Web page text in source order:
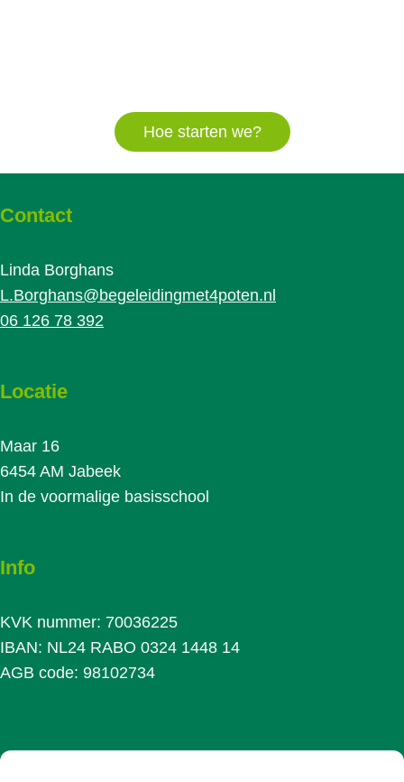
Hoe starten we?
Contact
Linda Borghans
L.Borghans@begeleidingmet4poten.nl
06 126 78 392
Locatie
Maar 16
6454 AM Jabeek
In de voormalige basisschool
Info
KVK nummer: 70036225
IBAN: NL24 RABO 0324 1448 14
AGB code: 98102734